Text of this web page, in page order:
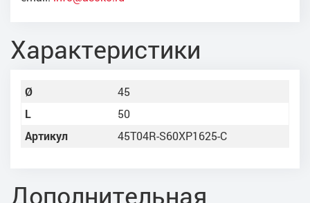
Характеристики
Ø
45
L
50
Артикул
45T04R-S60XP1625-C
Дополнительная